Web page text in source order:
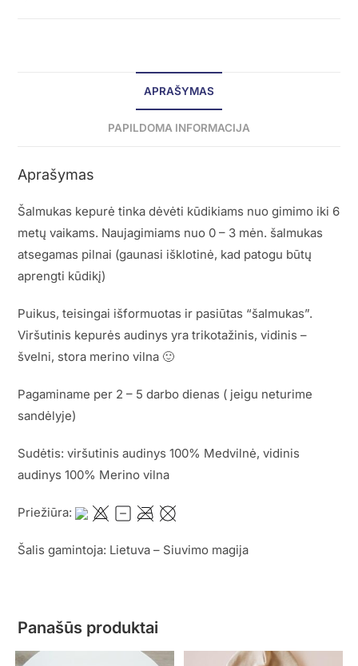
APRAŠYMAS
PAPILDOMA INFORMACIJA
Aprašymas
Šalmukas kepurė tinka dėvėti kūdikiams nuo gimimo iki 6
metų vaikams. Naujagimiams nuo 0 – 3 mėn. šalmukas
atsegamas pilnai (gaunasi išklotinė, kad patogu būtų
aprengti kūdikį)
Puikus, teisingai išformuotas ir pasiūtas “šalmukas”.
Viršutinis kepurės audinys yra trikotažinis, vidinis –
švelni, stora merino vilna 🙂
Pagaminame per 2 – 5 darbo dienas ( jeigu neturime
sandėlyje)
Sudėtis: viršutinis audinys 100% Medvilnė, vidinis
audinys 100% Merino vilna
Priežiūra:
Šalis gamintoja: Lietuva – Siuvimo magija
Panašūs produktai